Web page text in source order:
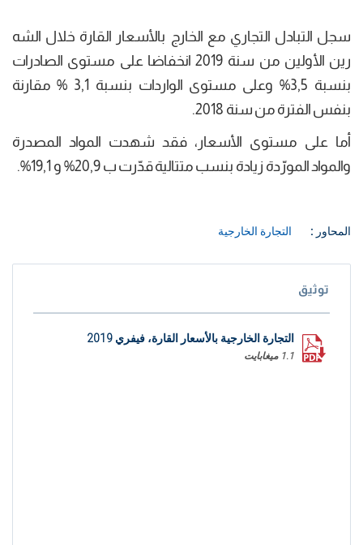
سجل التبادل التجاري مع الخارج بالأسعار القارة خلال الشه
رين الأولين من سنة 2019 انخفاضا على مستوى الصادرات
بنسبة 3,5% وعلى مستوى الواردات بنسبة 3,1 % مقارنة
بنفس الفترة من سنة 2018.
أما على مستوى الأسعار، فقد شهدت المواد المصدرة
والمواد المورّدة زيادة بنسب متتالية قدّرت ب 20,9% و 19,1%.
المحاور : التجارة الخارجية
توثيق
التجارة الخارجية بالأسعار القارة، فيفري 2019
1.1 ميغابايت